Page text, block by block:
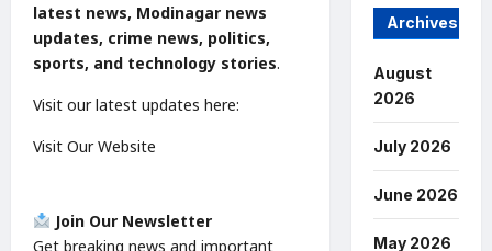
latest news, Modinagar news
updates, crime news, politics,
sports, and technology stories.
Visit our latest updates here:
Visit Our Website
Join Our Newsletter
Get breaking news and important
Archives
August
2026
July 2026
June 2026
May 2026